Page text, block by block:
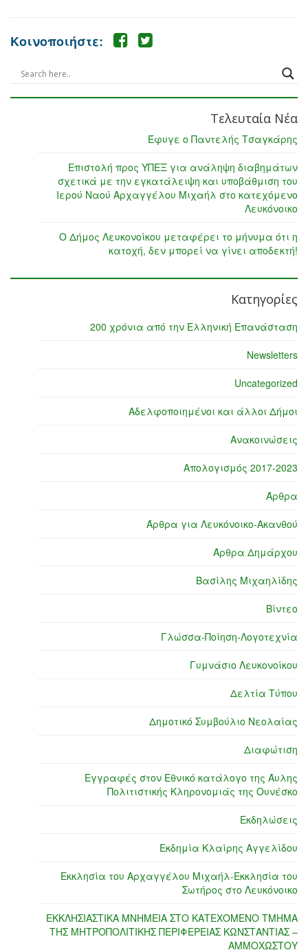
Κοινοποιήστε:
Τελευταία Νέα
Έφυγε ο Παντελής Τσαγκάρης
Επιστολή προς ΥΠΕΞ για ανάληψη διαβημάτων
σχετικά με την εγκατάλειψη και υποβάθμιση του
Ιερού Ναού Αρχαγγέλου Μιχαήλ στο κατεχόμενο
Λευκόνοικο
Ο Δήμος Λευκονοίκου μεταφέρει το μήνυμα ότι η
κατοχή, δεν μπορεί να γίνει αποδεκτή!
Κατηγορίες
200 χρόνια από την Ελληνική Επανάσταση
Newsletters
Uncategorized
Αδελφοποιημένοι και άλλοι Δήμοι
Ανακοινώσεις
Απολογισμός 2017-2023
Άρθρα
Άρθρα για Λευκόνοικο-Ακανθού
Άρθρα Δημάρχου
Βασίλης Μιχαηλίδης
Βίντεο
Γλώσσα-Ποίηση-Λογοτεχνία
Γυμνάσιο Λευκονοίκου
Δελτία Τύπου
Δημοτικό Συμβούλιο Νεολαίας
Διαφώτιση
Εγγραφές στον Εθνικό κατάλογο της Άυλης
Πολιτιστικής Κληρονομιάς της Ουνέσκο
Εκδηλώσεις
Εκδημία Κλαίρης Αγγελίδου
Εκκλησία του Αρχαγγέλου Μιχαήλ-Εκκλησία του
Σωτήρος στο Λευκόνοικο
ΕΚΚΛΗΣΙΑΣΤΙΚΑ ΜΝΗΜΕΙΑ ΣΤΟ ΚΑΤΕΧΟΜΕΝΟ ΤΜΗΜΑ
ΤΗΣ ΜΗΤΡΟΠΟΛΙΤΙΚΗΣ ΠΕΡΙΦΕΡΕΙΑΣ ΚΩΝΣΤΑΝΤΙΑΣ –
ΑΜΜΟΧΩΣΤΟΥ